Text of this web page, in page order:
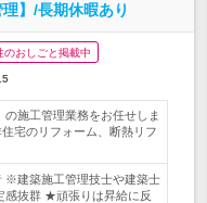
】/長期休暇あり
のおしごと掲載中
施工管理業務をお任せしま
宅のリフォーム、断熱リフ
※建築施工管理技士や建築士
抜群 ★頑張りは昇給に反